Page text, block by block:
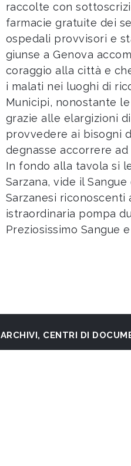
raccolte con
farmacie gratuite dei
ospedali provvisori e
giunse a Genova
coraggio alla città e
i malati nei luoghi di
Municipi, nonostante
grazie alle elargizioni
provvedere ai bisogni
degnasse accorrere
In fondo alla tavola si
Sarzana, vide il
Sarzanesi riconoscenti
istraordinaria pompa
Preziosissimo Sangue
ARCHIVI, CENTRI DI